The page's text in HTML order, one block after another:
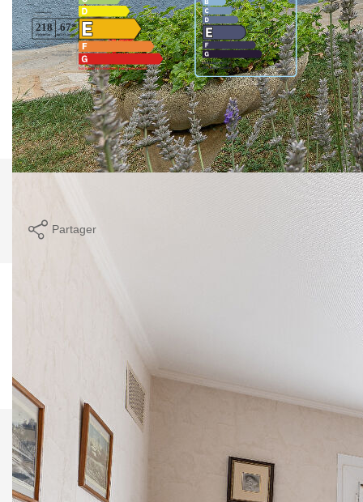
Montant estimé des dépenses annuelles d'énergie pour un
usage standard entre 1790€ et 2480€. Pour la date de
référence 01/01/2021.
Partager Calculer mon budget